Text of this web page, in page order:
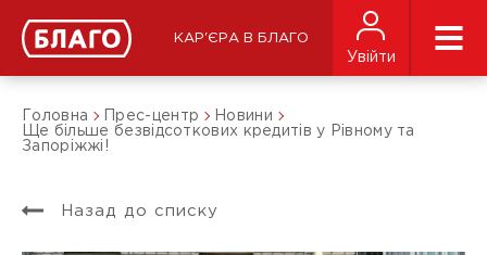
КАР'ЄРА В БЛАГО
Увійти
Головна Прес-центр
Новини
Ще більше безвідсоткових кредитів у Рівному та
Запоріжжі!
Назад до списку